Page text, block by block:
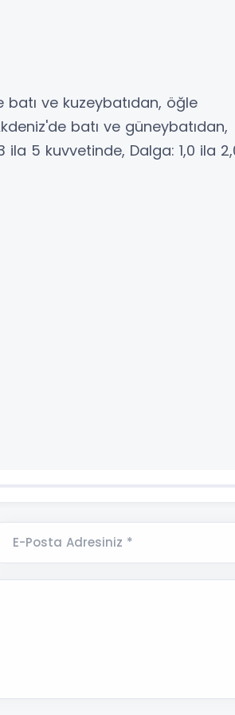
batı ve kuzeybatıdan, öğle
batı ve güneybatıdan,
5 kuvvetinde, Dalga: 1,0 ila
E-Posta Adresiniz *